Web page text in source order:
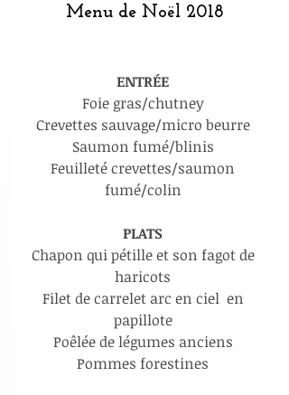
Menu de Noël 2018
ENTRÉE
Foie gras/chutney
Crevettes sauvage/micro beurre
Saumon fumé/blinis
Feuilleté crevettes/saumon
fumé/colin
PLATS
Chapon qui pétille et son fagot de
haricots
Filet de carrelet arc en ciel  en
papillote
Poêlée de légumes anciens
Pommes forestines